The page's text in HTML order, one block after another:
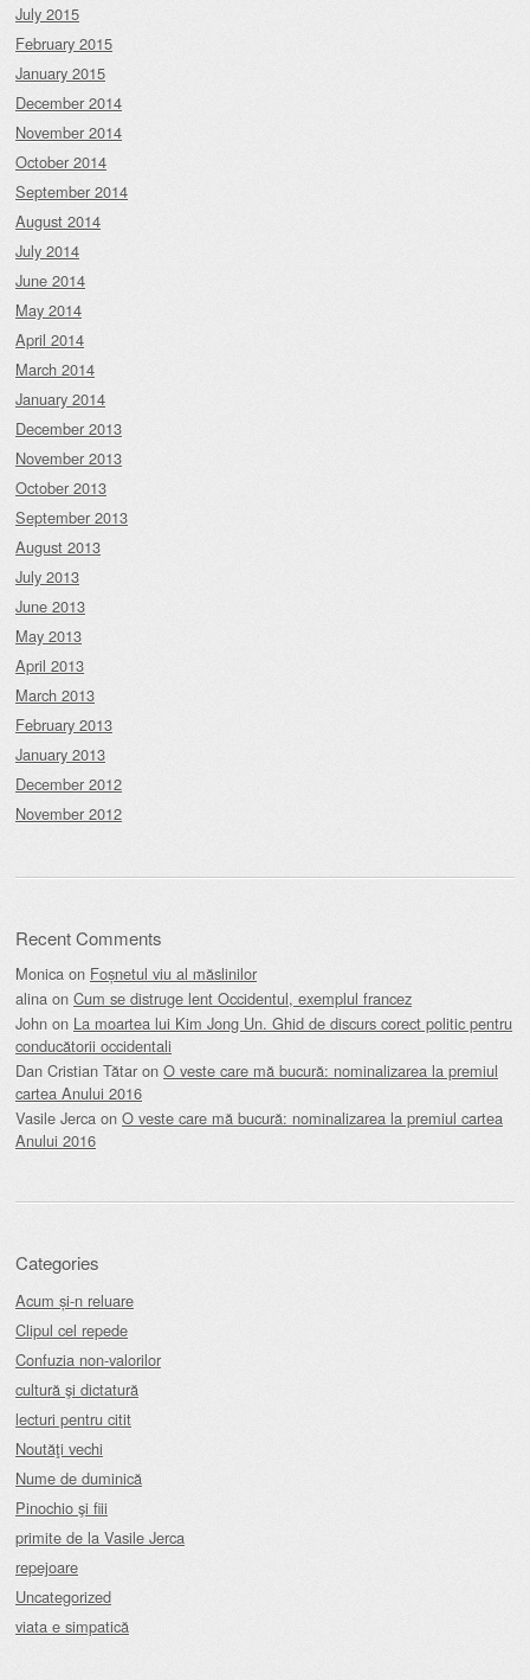
July 2015
February 2015
January 2015
December 2014
November 2014
October 2014
September 2014
August 2014
July 2014
June 2014
May 2014
April 2014
March 2014
January 2014
December 2013
November 2013
October 2013
September 2013
August 2013
July 2013
June 2013
May 2013
April 2013
March 2013
February 2013
January 2013
December 2012
November 2012
Recent Comments
Monica on Foșnetul viu al măslinilor
alina on Cum se distruge lent Occidentul, exemplul francez
John on La moartea lui Kim Jong Un. Ghid de discurs corect politic pentru
conducătorii occidentali
Dan Cristian Tătar on O veste care mă bucură: nominalizarea la premiul
cartea Anului 2016
Vasile Jerca on O veste care mă bucură: nominalizarea la premiul cartea
Anului 2016
Categories
Acum și-n reluare
Clipul cel repede
Confuzia non-valorilor
cultură şi dictatură
lecturi pentru citit
Noutăţi vechi
Nume de duminică
Pinochio şi fiii
primite de la Vasile Jerca
repejoare
Uncategorized
viata e simpatică